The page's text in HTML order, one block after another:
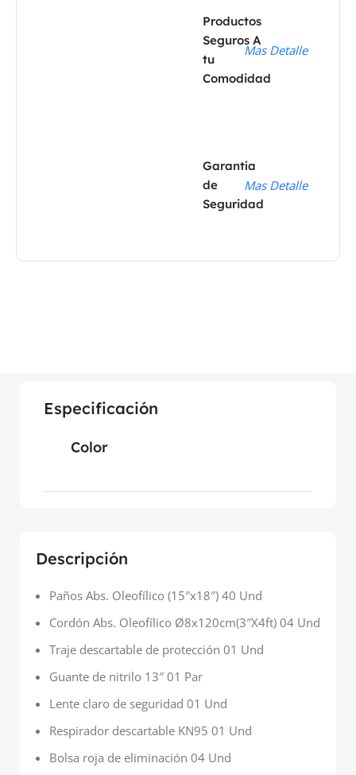
Productos
Seguros A
tu
Comodidad
Mas Detalle
Garantía
de
Seguridad
Mas Detalle
Descripción
Paños Abs. Oleofílico (15″x18″) 40 Und
Cordón Abs. Oleofílico Ø8x120cm(3″X4ft) 04 Und
Traje descartable de protección 01 Und
Guante de nitrilo 13″ 01 Par
Lente claro de seguridad 01 Und
Respirador descartable KN95 01 Und
Bolsa roja de eliminación 04 Und
Especificación
Color